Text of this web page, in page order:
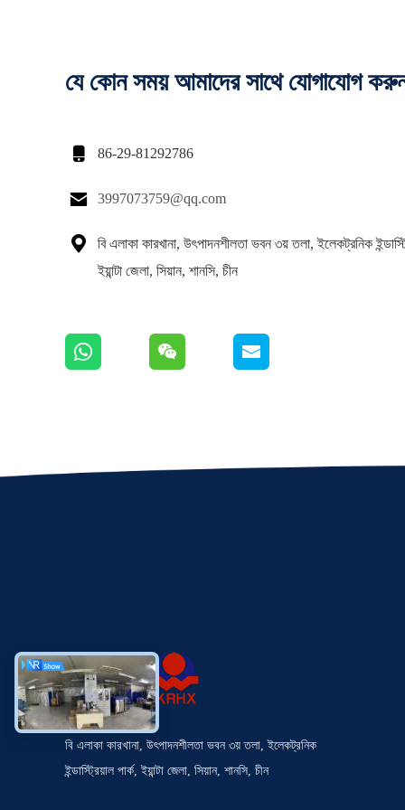
যে কোন সময় আমাদের সাথে যোগাযোগ
 86-29-81292786
 3997073759@qq.com

বি এলাকা কারখানা, উৎপাদনশীলতা ভবন ৩য় তলা, ইলেকট্রনিক
ইয়ান্টা জেলা, সিয়ান, শানসি, চীন
বি এলাকা কারখানা, উৎপাদনশীলতা ভবন ৩য় তলা, ইলেকট্রনিক
ইন্ডাস্ট্রিয়াল পার্ক, ইয়ান্টা জেলা, সিয়ান, শানসি, চীন